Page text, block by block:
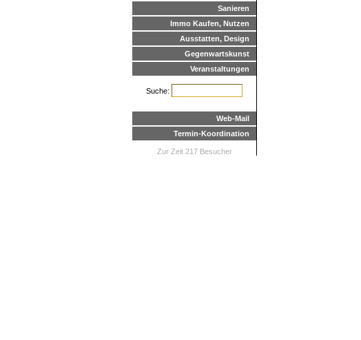
Sanieren
Immo Kaufen, Nutzen
Ausstatten, Design
Gegenwartskunst
Veranstaltungen
Suche:
Web-Mail
Termin-Koordination
Zur Zeit 217 Besucher